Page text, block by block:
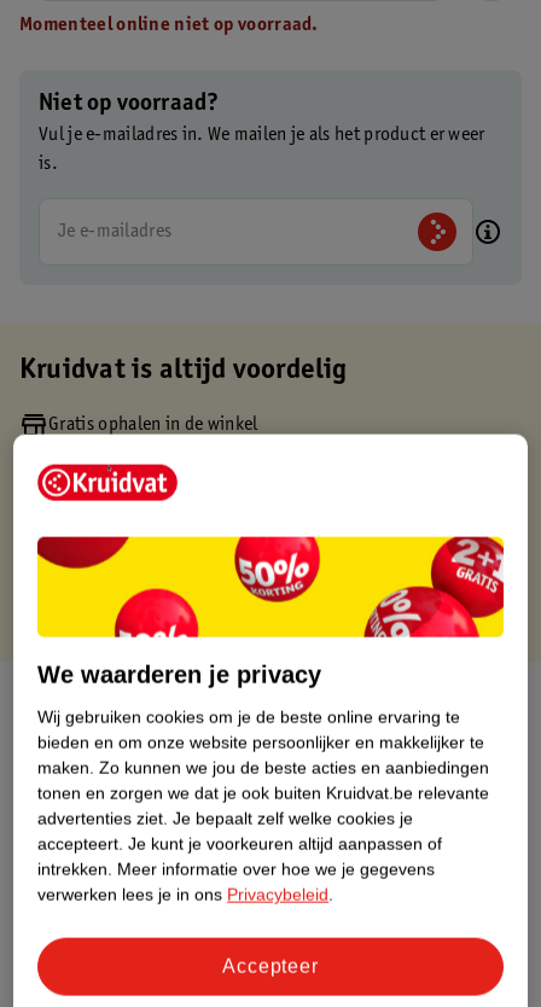
Momenteel online niet op voorraad.
Niet op voorraad?
Vul je e-mailadres in. We mailen je als het product er weer
is.
Je e-mailadres
Kruidvat is altijd voordelig
Gratis ophalen in de winkel
Gratis thuisbezorgd vanaf 50.00
Gratis punten met je Kruidvat kaart
Productinformatie
Etiketinformatie
Nature Impact Score
Dit product heeft (nog) geen Nature
Impact Score.
We waarderen je privacy
Wij gebruiken cookies om je de beste online ervaring te
bieden en om onze website persoonlijker en makkelijker te
maken. Zo kunnen we jou de beste acties en aanbiedingen
tonen en zorgen we dat je ook buiten Kruidvat.be relevante
advertenties ziet. Je bepaalt zelf welke cookies je
accepteert. Je kunt je voorkeuren altijd aanpassen of
intrekken. Meer informatie over hoe we je gegevens
verwerken lees je in ons Privacybeleid.
Accepteer